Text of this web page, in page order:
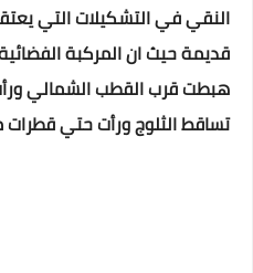
النقي في التشكيلات التي
هبطت قرب القطب الشمالي
تساقط الثلوج ورأت حتي قطرات